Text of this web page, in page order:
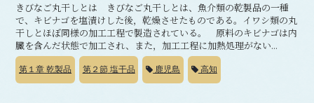
きびなご丸干しとは きびなご丸干しとは、魚介類の乾製品の一種
で、キビナゴを塩漬けした後，乾燥させたものである。イワシ類の丸
干しとほぼ同様の加工工程で製造されている。 原料のキビナゴは内
臓を含んだ状態で加工され、また，加工工程に加熱処理がない...
第１章 乾製品 第２節塩干品 鹿児島 高知